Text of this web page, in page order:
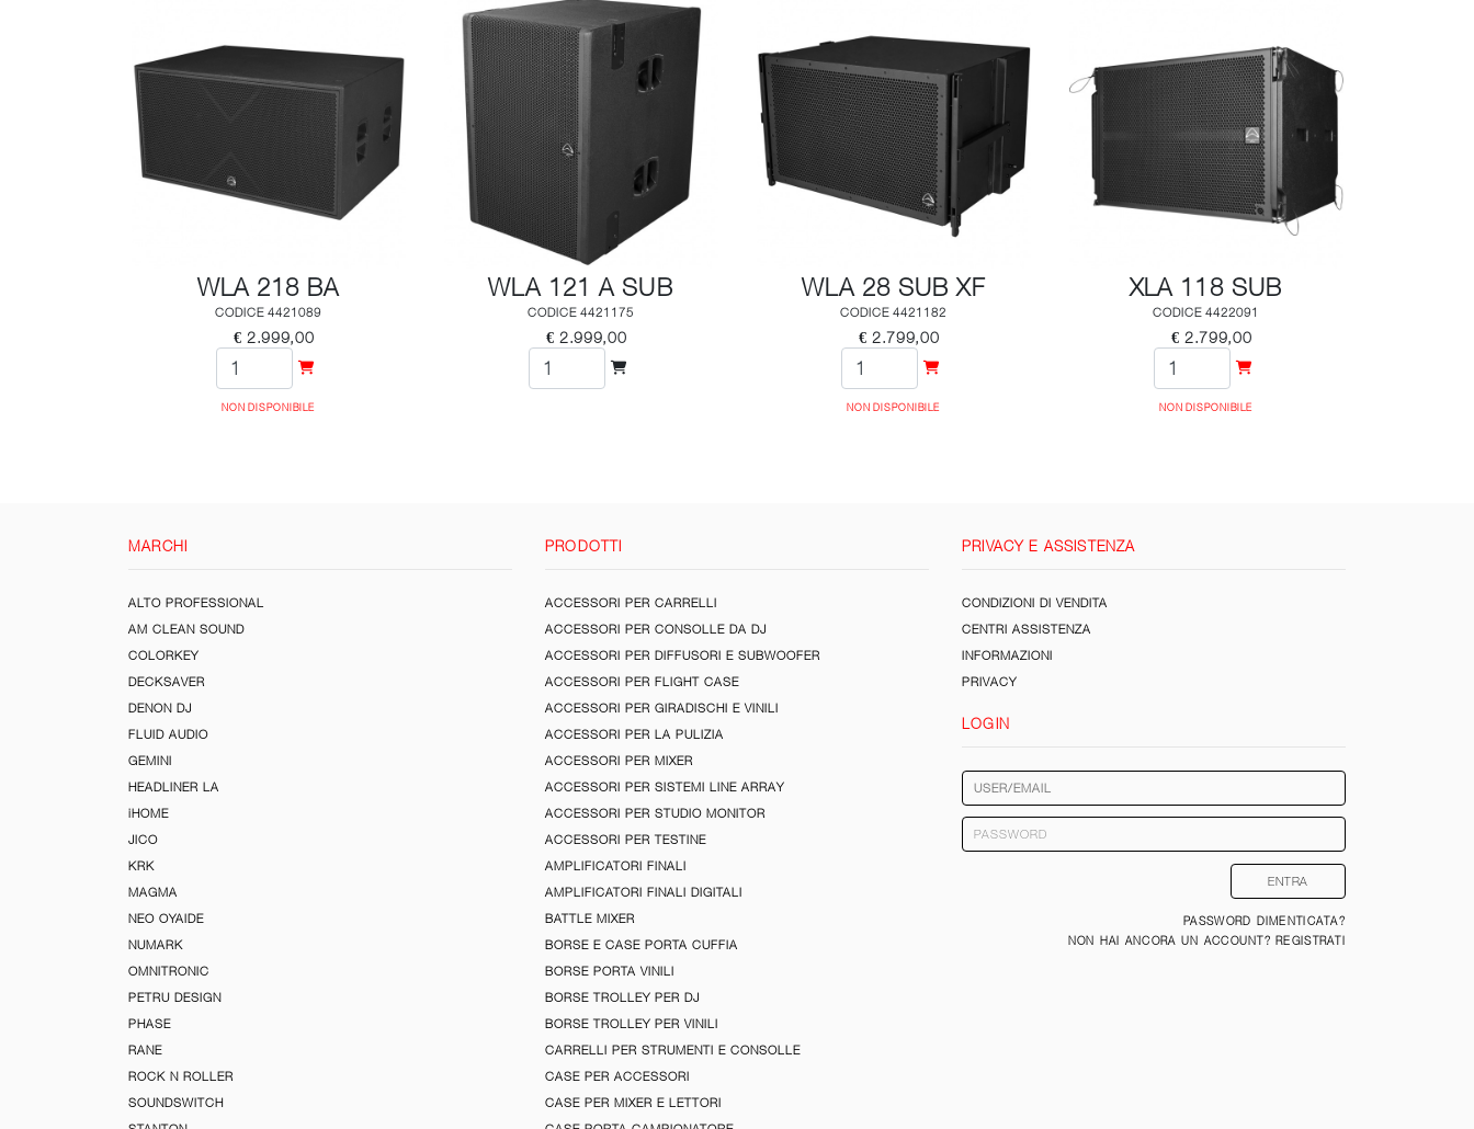
WLA 218 BA
CODICE 4421089
€ 2.999,00
NON DISPONIBILE
WLA 121 A SUB
CODICE 4421175
€ 2.999,00
WLA 28 SUB XF
CODICE 4421182
€ 2.799,00
NON DISPONIBILE
XLA 118 SUB
CODICE 4422091
€ 2.799,00
NON DISPONIBILE
MARCHI
ALTO PROFESSIONAL
AM CLEAN SOUND
COLORKEY
DECKSAVER
DENON DJ
FLUID AUDIO
GEMINI
HEADLINER LA
iHOME
JICO
KRK
MAGMA
NEO OYAIDE
NUMARK
OMNITRONIC
PETRU DESIGN
PHASE
RANE
ROCK N ROLLER
SOUNDSWITCH
PRODOTTI
ACCESSORI PER CARRELLI
ACCESSORI PER CONSOLLE DA DJ
ACCESSORI PER DIFFUSORI E SUBWOOFER
ACCESSORI PER FLIGHT CASE
ACCESSORI PER GIRADISCHI E VINILI
ACCESSORI PER LA PULIZIA
ACCESSORI PER MIXER
ACCESSORI PER SISTEMI LINE ARRAY
ACCESSORI PER STUDIO MONITOR
ACCESSORI PER TESTINE
AMPLIFICATORI FINALI
AMPLIFICATORI FINALI DIGITALI
BATTLE MIXER
BORSE E CASE PORTA CUFFIA
BORSE PORTA VINILI
BORSE TROLLEY PER DJ
BORSE TROLLEY PER VINILI
CARRELLI PER STRUMENTI E CONSOLLE
CASE PER ACCESSORI
CASE PER MIXER E LETTORI
PRIVACY E ASSISTENZA
CONDIZIONI DI VENDITA
CENTRI ASSISTENZA
INFORMAZIONI
PRIVACY
LOGIN
PASSWORD DIMENTICATA?
NON HAI ANCORA UN ACCOUNT? REGISTRATI